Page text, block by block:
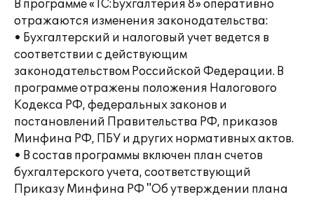
В программе «1С:Бухгалтерия 8» оперативно
отражаются изменения законодательства:
• Бухгалтерский и налоговый учет ведется в
соответствии с действующим
законодательством Российской Федерации. В
программе отражены положения Налогового
Кодекса РФ, федеральных законов и
постановлений Правительства РФ, приказов
Минфина РФ, ПБУ и других нормативных актов.
• В состав программы включен план счетов
бухгалтерского учета, соответствующий
Приказу Минфина РФ "Об утверждении плана